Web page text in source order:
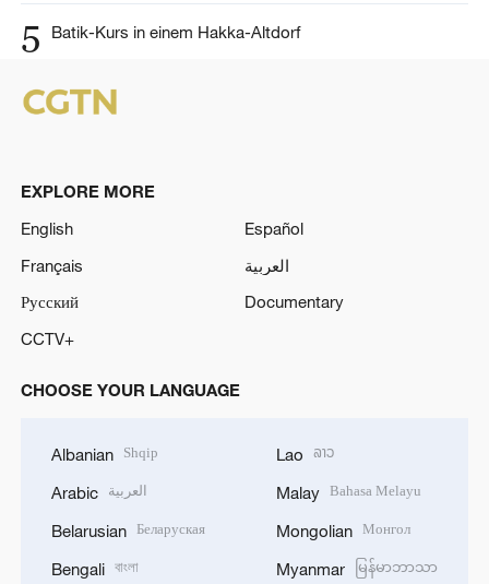
5 Batik-Kurs in einem Hakka-Altdorf
EXPLORE MORE
English
Español
Français
العربية
Русский
Documentary
CCTV+
CHOOSE YOUR LANGUAGE
Albanian Shqip
Arabic العربية
Belarusian Беларуская
Bengali বাংলা
Lao ລາວ
Malay Bahasa Melayu
Mongolian Монгол
Myanmar မြန်မာဘာသာ